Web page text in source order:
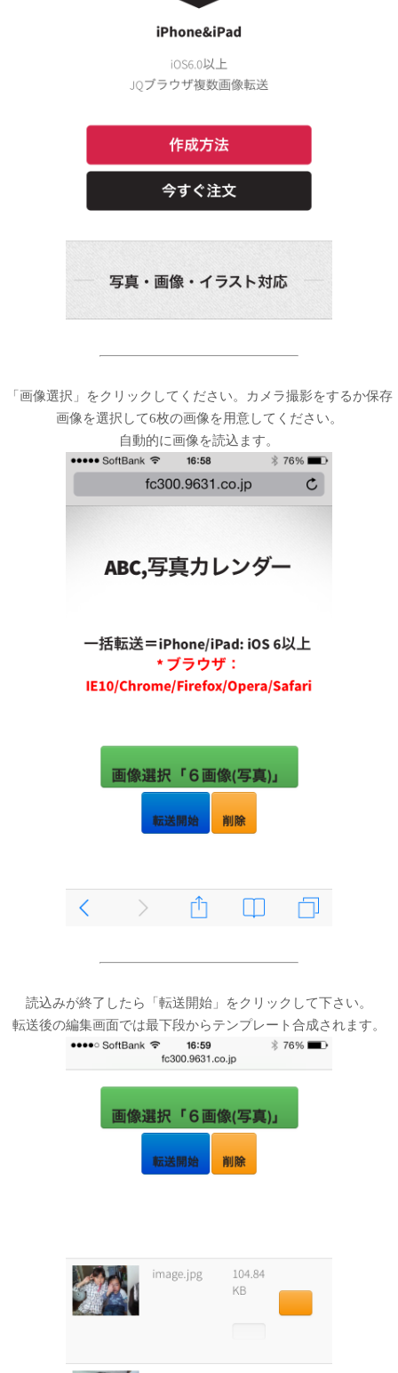
「画像選択」をクリックしてください。カメラ撮影をするか保存
画像を選択して6枚の画像を用意してください。
自動的に画像を読込ます。
読込みが終了したら「転送開始」をクリックして下さい。
転送後の編集画面では最下段からテンプレート合成されます。